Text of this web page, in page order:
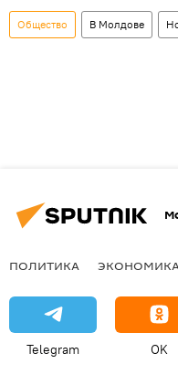
Общество В Молдове
ПОЛИТИКА
Telegram OK